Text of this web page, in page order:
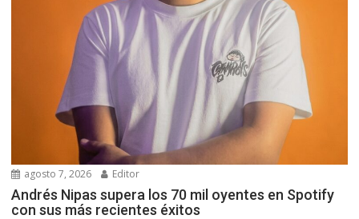
agosto 7, 2026 Editor
Andrés Nipas supera los 70 mil oyentes en Spotify
con sus más recientes éxitos